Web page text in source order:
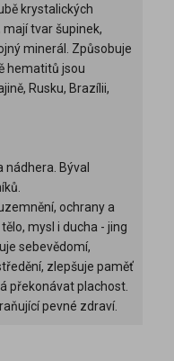
krystalických
tvar šupinek,
minerál. Způsobuje
hematitů jsou
Rusku, Brazílii,
Býval
ochrany a
mysl i ducha - jing
sebevědomí,
zlepšuje paměť
překonávat plachost.
pevné zdraví.